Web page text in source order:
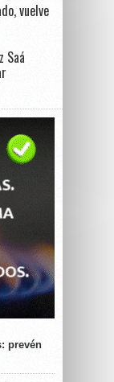
vuelve
Saá
prevén